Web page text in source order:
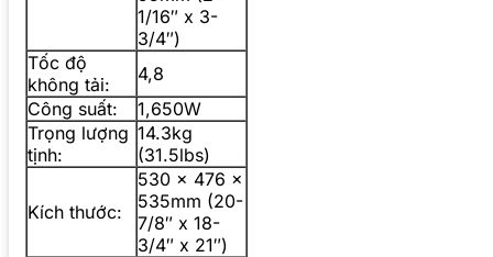
1/16″ x 3-
3/4″)
Tốc độ
không tải:
4,8
Công suất:
1,650W
Trọng lượng
tịnh:
14.3kg
(31.5lbs)
Kích thước:
530 x 476 x
535mm (20-
7/8″ x 18-
3/4″ x 21″)